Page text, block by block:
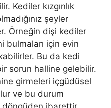
Kediler kızgınlık
şeyler
Örneğin dişi kediler
bulmaları için evin
Bu da kedi
sorun halline gelebilir.
girmeleri içgüdüsel
ve bu durum